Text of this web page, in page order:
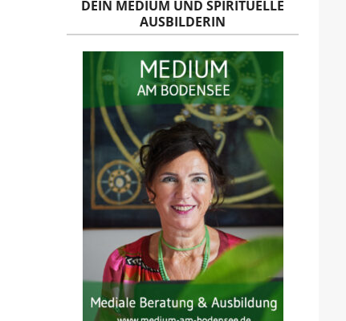
DEIN MEDIUM UND SPIRITUELLE
AUSBILDERIN